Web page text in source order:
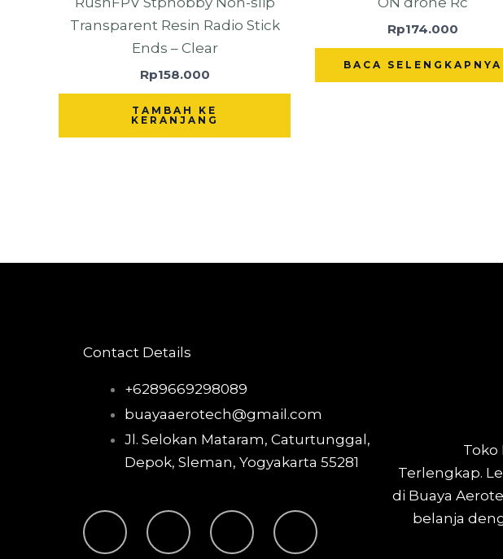
Transparent Resin Radio Stick
Ends – Clear
Rp158.000
TAMBAH KE
KERANJANG
Rp174.000
BACA SELENGKAPNYA
Contact Details
+6289669298089
buayaaerotech@gmail.com
Jl. Selokan Mataram, Caturtunggal,
Depok, Sleman, Yogyakarta 55281
T
I
F
Y
Toko
Terlengkap.
di Buaya
belanja